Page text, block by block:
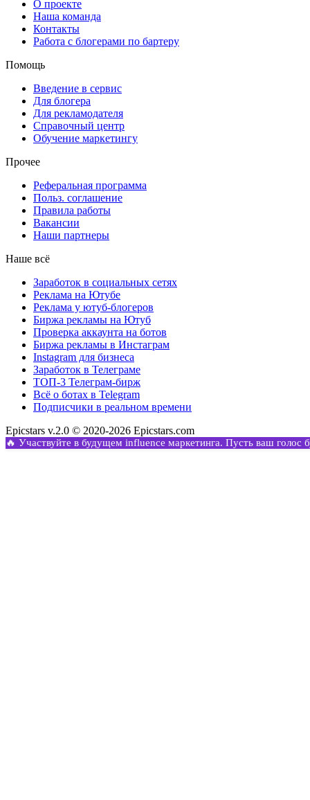
О проекте
Наша команда
Контакты
Работа с блогерами по бартеру
Помощь
Введение в сервис
Для блогера
Для рекламодателя
Справочный центр
Обучение маркетингу
Прочее
Реферальная программа
Польз. соглашение
Правила работы
Вакансии
Наши партнеры
Наше всё
Заработок в социальных сетях
Реклама на Ютубе
Реклама у ютуб-блогеров
Биржа рекламы на Ютуб
Проверка аккаунта на ботов
Биржа рекламы в Инстаграм
Instagram для бизнеса
Заработок в Телеграме
ТОП-3 Телеграм-бирж
Всё о ботах в Telegram
Подписчики в реальном времени
Epicstars v.2.0 © 2020-2026 Epicstars.com
🔥 Участвуйте в будущем influence маркетинга. Пусть ваш голос